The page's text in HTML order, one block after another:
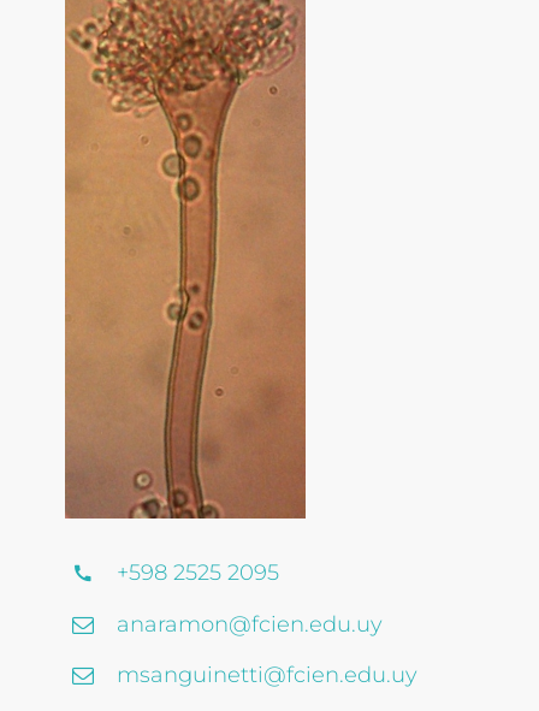
Colaboraciones
Contacto
+598 2525 2095
anaramon@fcien.edu.uy
msanguinetti@fcien.edu.uy